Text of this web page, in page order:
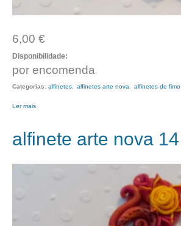
6,00 €
Disponibilidade:
por encomenda
Categorias: alfinetes alfinetes arte nova alfinetes de fimo
Ler mais
alfinete arte nova 14